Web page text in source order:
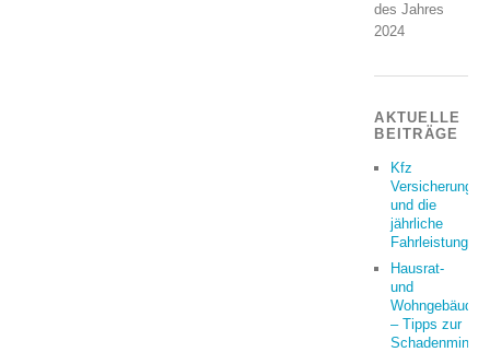
AKTUELLE
BEITRÄGE
Kfz
Versicherung
und die
jährliche
Fahrleistung
Hausrat-
und
– Tipps zur